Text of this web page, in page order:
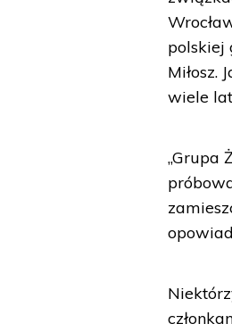
polskiej
Miłosz.
wiele
„Grupa